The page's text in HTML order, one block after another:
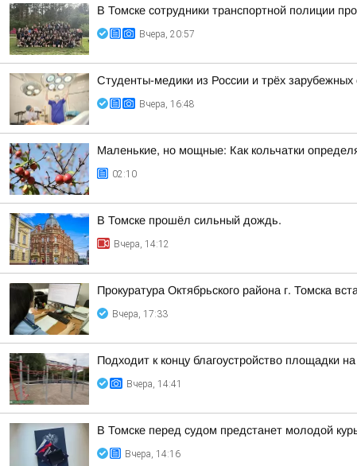
В Томске сотрудники транспортной полиции
Вчера, 20:57
Студенты-медики из России и трёх
Вчера, 16:48
Маленькие, но мощные: Как кольчатки
02:10
В Томске прошёл сильный дождь.
Вчера, 14:12
Прокуратура Октябрьского района г. Томска
Вчера, 17:33
Подходит к концу благоустройство площадки
Вчера, 14:41
В Томске перед судом предстанет молодой
Вчера, 14:16